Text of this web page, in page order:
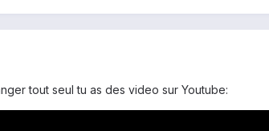
tout seul tu as des video sur Youtube: